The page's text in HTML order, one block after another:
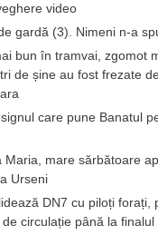
video
gardă (3). Nimeni n-a
bun în tramvai, zgomot
de șine au fost frezate
care pune Banatul
Maria, mare sărbătoare
Urseni
DN7 cu piloți forați,
circulație până la finalul